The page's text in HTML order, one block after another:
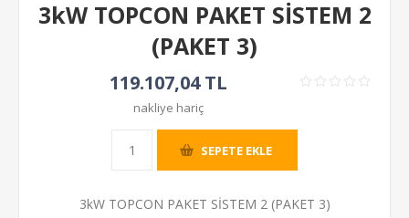
3kW TOPCON PAKET SİSTEM 2
(PAKET 3)
119.107,04 TL
nakliye hariç
SEPETE EKLE
3kW TOPCON PAKET SİSTEM 2 (PAKET 3)